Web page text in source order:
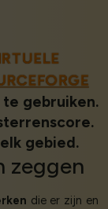
gebruiken.
gebied.
zeggen
die er zijn en